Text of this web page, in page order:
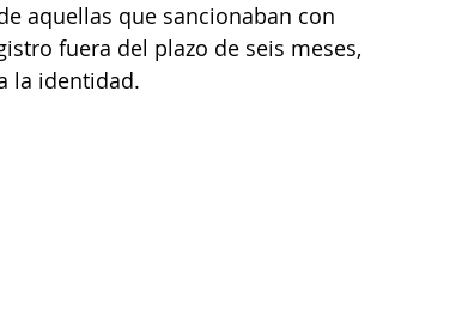
aquellas que sancionaban con
fuera del plazo de seis meses,
la identidad.